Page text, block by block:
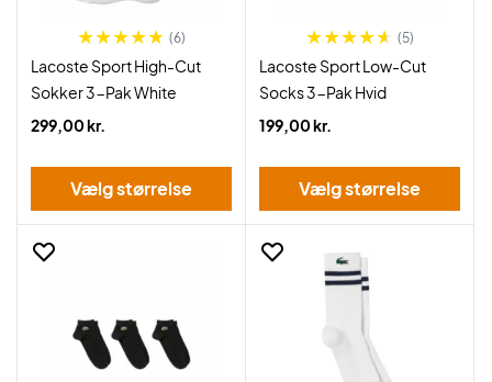
(6)
Lacoste Sport High-Cut
Sokker 3-Pak White
299,00 kr.
Vælg størrelse
(5)
Lacoste Sport Low-Cut
Socks 3-Pak Hvid
199,00 kr.
Vælg størrelse